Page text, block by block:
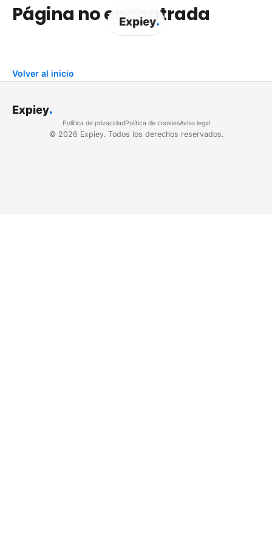
Expiey.
Página no encontrada
Volver al inicio
Expiey.
Política de privacidadPolítica de cookiesAviso legal
© 2026 Expiey. Todos los derechos reservados.